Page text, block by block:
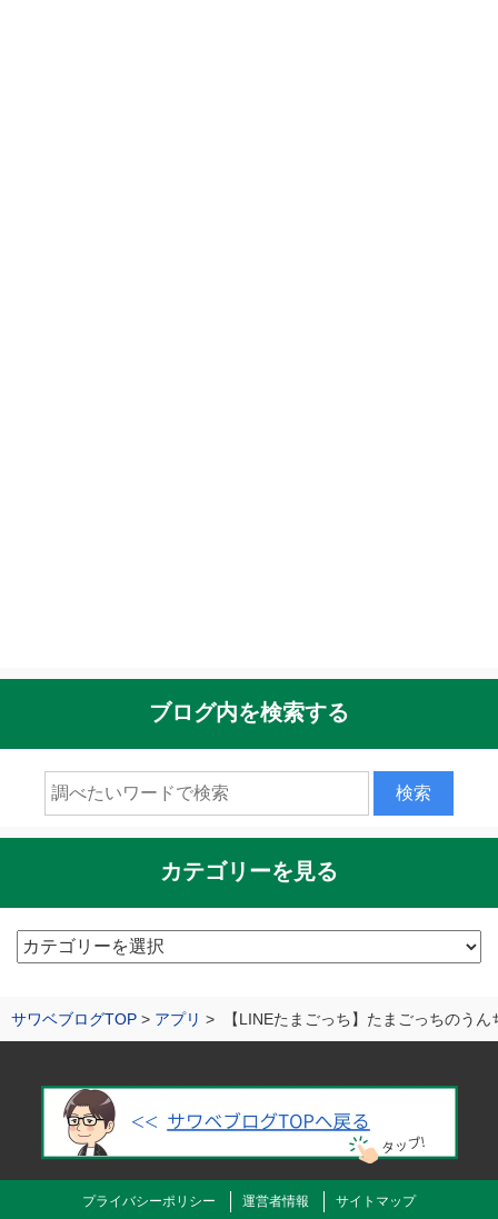
サワベブログTOP アプリ 【LINEたまごっち】たまごっちのう
ブログ内を検索する
カテゴリーを見る
カ
リ
プライバシーポリシー 運営者情報 サイトマップ